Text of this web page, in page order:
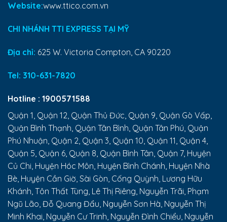
Website:www.ttico.com.vn
CHI NHÁNH TTI EXPRESS TẠI MỸ
Địa chỉ: 625 W. Victoria Compton, CA 90220
Tel: 310-631-7820
Hotline : 1900571588
Quận 1, Quận 12, Quận Thủ Đức, Quận 9, Quận Gò Vấp,
Quận Bình Thạnh, Quận Tân Bình, Quận Tân Phú, Quận
Phú Nhuận, Quận 2, Quận 3, Quận 10, Quận 11, Quận 4,
Quận 5, Quận 6, Quận 8, Quận Bình Tân, Quận 7, Huyện
Củ Chi, Huyện Hóc Môn, Huyện Bình Chánh, Huyện Nhà
Bè, Huyện Cần Giờ, Sài Gòn, Cống Quỳnh, Lương Hữu
Khánh, Tôn Thất Tùng, Lê Thị Riêng, Nguyễn Trãi, Phạm
Ngũ Lão, Đỗ Quang Đẩu, Nguyễn Sơn Hà, Nguyễn Thị
Minh Khai, Nguyễn Cư Trinh, Nguyễn Đình Chiểu, Nguyễn